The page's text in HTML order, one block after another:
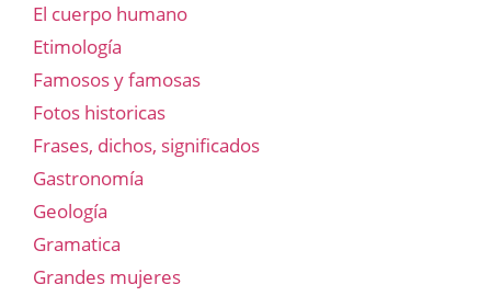
El cuerpo humano
Etimología
Famosos y famosas
Fotos historicas
Frases, dichos, significados
Gastronomía
Geología
Gramatica
Grandes mujeres